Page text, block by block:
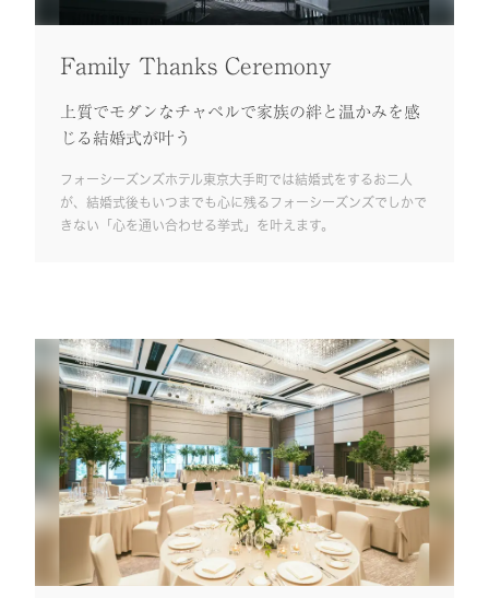
Family Thanks Ceremony
上質でモダンなチャペルで家族の絆と温かみを感
じる結婚式が叶う
フォーシーズンズホテル東京大手町では結婚式をするお二人
が、結婚式後もいつまでも心に残るフォーシーズンズでしかで
きない「心を通い合わせる挙式」を叶えます。